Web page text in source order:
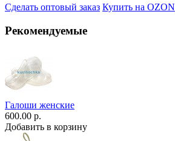
Сделать оптовый заказ Купить на OZON
Рекомендуемые
Галоши женские
600.00 р.
Добавить в корзину